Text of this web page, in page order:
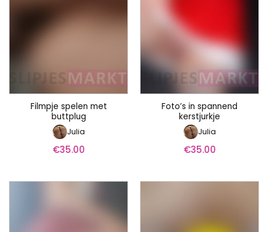
Filmpje spelen met
buttplug
Julia
€35.00
Foto’s in spannend
kerstjurkje
Julia
€35.00